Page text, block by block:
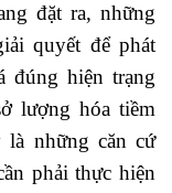
đặt ra, những
quyết để phát
đúng hiện trạng
lượng hóa tiềm
là những căn cứ
phải thực hiện